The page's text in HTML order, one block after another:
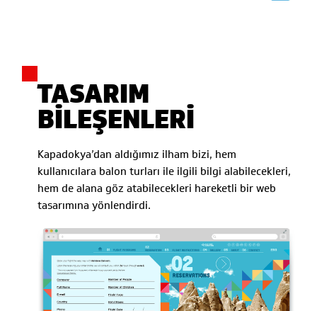
TASARIM
BİLEŞENLERİ
Kapadokya’dan aldığımız ilham bizi, hem
kullanıcılara balon turları ile ilgili bilgi alabilecekleri,
hem de alana göz atabilecekleri hareketli bir web
tasarımına yönlendirdi.